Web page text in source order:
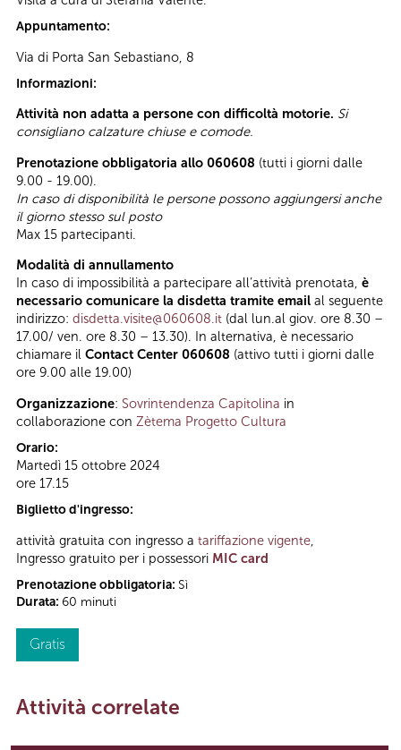
Appuntamento:
Via di Porta San Sebastiano, 8
Informazioni:
Attività non adatta a persone con difficoltà motorie. Si
consigliano calzature chiuse e comode.
Prenotazione obbligatoria allo 060608 (tutti i giorni dalle
9.00 - 19.00).
In caso di disponibilità le persone possono aggiungersi anche
il giorno stesso sul posto
Max 15 partecipanti.
Modalità di annullamento
In caso di impossibilità a partecipare all’attività prenotata, è
necessario comunicare la disdetta tramite email al seguente
indirizzo: disdetta.visite@060608.it (dal lun.al giov. ore 8.30 –
17.00/ ven. ore 8.30 – 13.30). In alternativa, è necessario
chiamare il Contact Center 060608 (attivo tutti i giorni dalle
ore 9.00 alle 19.00)
Organizzazione: Sovrintendenza Capitolina in
collaborazione con Zètema Progetto Cultura
Orario:
Martedì 15 ottobre 2024
ore 17.15
Biglietto d'ingresso:
attività gratuita con ingresso a tariffazione vigente
Ingresso gratuito per i possessori MIC card
Prenotazione obbligatoria: Sì
Durata: 60 minuti
Gratis
Attività correlate